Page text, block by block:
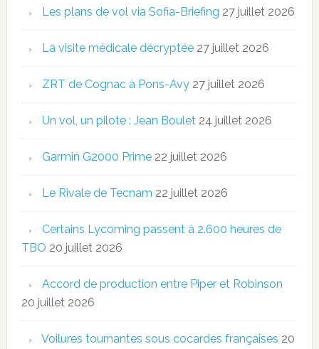
Les plans de vol via Sofia-Briefing 27 juillet 2026
La visite médicale décryptée 27 juillet 2026
ZRT de Cognac à Pons-Avy 27 juillet 2026
Un vol, un pilote : Jean Boulet 24 juillet 2026
Garmin G2000 Prime 22 juillet 2026
Le Rivale de Tecnam 22 juillet 2026
Certains Lycoming passent à 2.600 heures de
TBO 20 juillet 2026
Accord de production entre Piper et Robinson
20 juillet 2026
Voilures tournantes sous cocardes françaises 20